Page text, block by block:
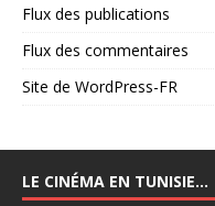
Flux des publications
Flux des commentaires
Site de WordPress-FR
LE CINÉMA EN TUNISIE…